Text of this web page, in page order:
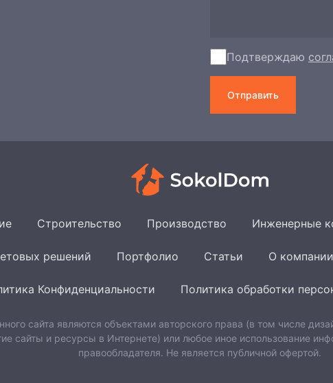
Подтверждаю
Отправить
Строительство Производство Инженерные
решений Портфолио Статьи О компании
Конфиденциальности Политика обработки
сайта являются объектами авторского права (в том числе
сайты и ресурсы в Интернете) или любое иное использование
правообладателя. Не является публичной офертой.